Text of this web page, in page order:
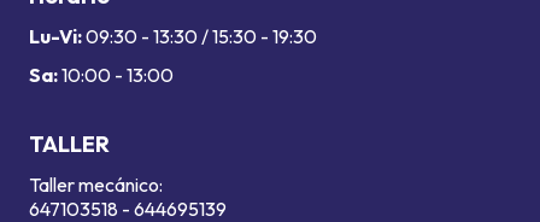
Lu-Vi:09:30 - 13:30 / 15:30 - 19:30
Sa:10:00 - 13:00
TALLER
Taller mecánico:
647103518 - 644695139